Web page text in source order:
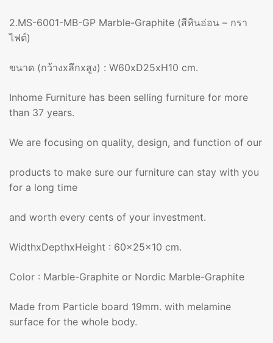
2.MS-6001-MB-GP Marble-Graphite (สีหินอ่อน – กรา
ไฟต์)
ขนาด (กว้างxลึกxสูง) : W60xD25xH10 cm.
Inhome Furniture has been selling furniture for more
than 37 years.
We are focusing on quality, design, and function of our
products to make sure our furniture can stay with you
for a long time
and worth every cents of your investment.
WidthxDepthxHeight : 60x25x10 cm.
Color : Marble-Graphite or Nordic Marble-Graphite
Made from Particle board 19mm. with melamine
surface for the whole body.